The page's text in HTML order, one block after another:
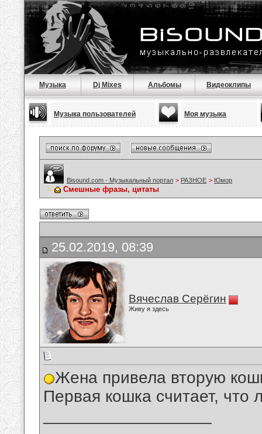
Музыка Dj Mixes Альбомы Видеоклипы
Музыка пользователей Моя музыка
Bisound.com - Музыкальный портал > РАЗНОЕ > Юмор
Смешные фразы, цитаты
25.02.2019, 08:39
Вячеслав Серёгин
Живу я здесь
Жена привела вторую
Первая кошка считает,